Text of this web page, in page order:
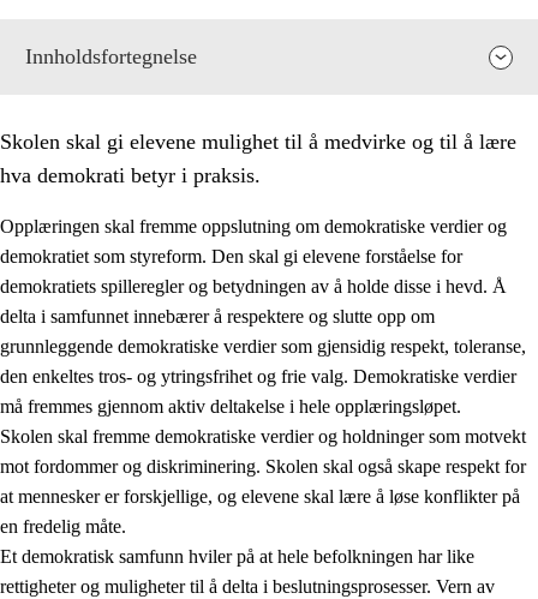
Innholdsfortegnelse
1. Opplæringens verdigrunnlag
1.1 Menneskeverdet
1.2 Identitet og kulturelt mangfold
1.3 Kritisk tenkning og etisk bevissthet
1.4 Skaperglede, engasjement og utforskertrang
Skolen skal gi elevene mulighet til å medvirke og til å lære
hva demokrati betyr i praksis.
Opplæringen skal fremme oppslutning om demokratiske verdier og
demokratiet som styreform. Den skal gi elevene forståelse for
demokratiets spilleregler og betydningen av å holde disse i hevd. Å
delta i samfunnet innebærer å respektere og slutte opp om
grunnleggende demokratiske verdier som gjensidig respekt, toleranse,
den enkeltes tros- og ytringsfrihet og frie valg. Demokratiske verdier
må fremmes gjennom aktiv deltakelse i hele opplæringsløpet.
Skolen skal fremme demokratiske verdier og holdninger som motvekt
mot fordommer og diskriminering. Skolen skal også skape respekt for
at mennesker er forskjellige, og elevene skal lære å løse konflikter på
en fredelig måte.
Et demokratisk samfunn hviler på at hele befolkningen har like
rettigheter og muligheter til å delta i beslutningsprosesser. Vern av